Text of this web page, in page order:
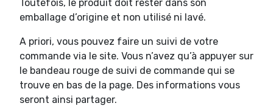
Toutefois, le produit doit rester dans son
emballage d’origine et non utilisé ni lavé.
A priori, vous pouvez faire un suivi de votre
commande via le site. Vous n’avez qu’à appuyer sur
le bandeau rouge de suivi de commande qui se
trouve en bas de la page. Des informations vous
seront ainsi partager.